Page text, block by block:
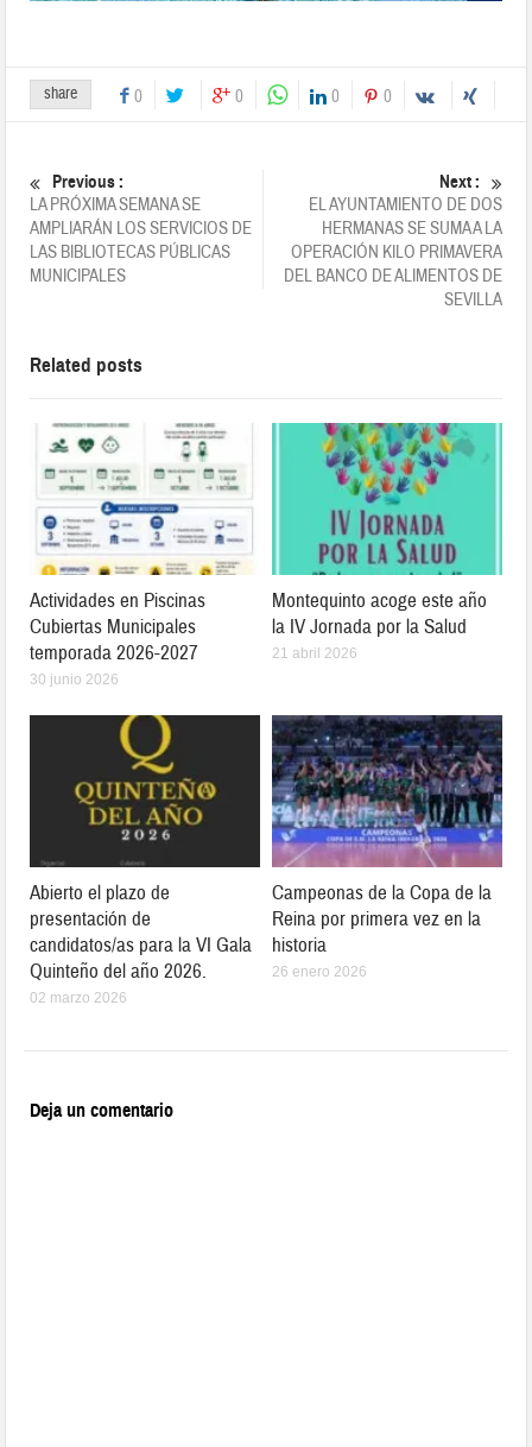
share 0 0 0 0
Previous :
LA PRÓXIMA SEMANA SE
AMPLIARÁN LOS SERVICIOS DE
LAS BIBLIOTECAS PÚBLICAS
MUNICIPALES
Next :
EL AYUNTAMIENTO DE DOS
HERMANAS SE SUMA A LA
OPERACIÓN KILO PRIMAVERA
DEL BANCO DE ALIMENTOS DE
SEVILLA
Related posts
Actividades en Piscinas
Cubiertas Municipales
temporada 2026-2027
30 junio 2026
Montequinto acoge este año
la IV Jornada por la Salud
21 abril 2026
Abierto el plazo de
presentación de
candidatos/as para la VI Gala
Quinteño del año 2026.
02 marzo 2026
Campeonas de la Copa de la
Reina por primera vez en la
historia
26 enero 2026
Deja un comentario